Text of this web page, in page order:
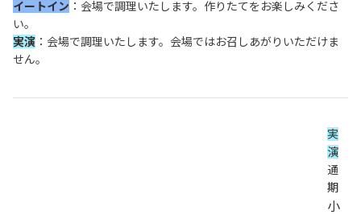
イートイン ：会場で調理いたします。作りたてをお楽しみくださ
い。
実演 ：会場で調理いたします。会場ではお召しあがりいただけま
せん。
実
演
通
期
小